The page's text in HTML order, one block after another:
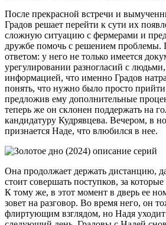
После прекрасной встречи и
Градов решает перейти к сути их
сложную ситуацию с фермерами и
дружбе помочь с решением проблемы.
ответом: у него не только имеется
урегулировании разногласий с
информацией, что именно Градов
понять, что нужно было просто прийти
предложив ему дополнительные
теперь же он склонен поддержать на
кандидатуру Кудрявцева. Вечером, в
признается Наде, что влюбился в нее.
Она продолжает держать дистанцию,
стоит совершать поступков, за
К тому же, в этот момент в дверь ее
зовет на разговор. Во время него, он
флиртующим взглядом, но Надя